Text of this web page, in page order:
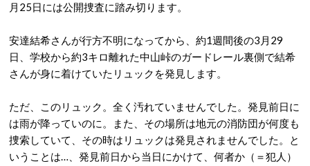
月25日には公開捜査に踏み切ります。
安達結希さんが行方不明になってから、約1週間後の3月29
日、学校から約3キロ離れた中山峠のガードレール裏側で結希
さんが身に着けていたリュックを発見します。
ただ、このリュック。全く汚れていませんでした。発見前日に
は雨が降っていのに。また、その場所は地元の消防団が何度も
捜索していて、その時はリュックは発見されませんでした。と
いうことは…、発見前日から当日にかけて、何者か（＝犯人）